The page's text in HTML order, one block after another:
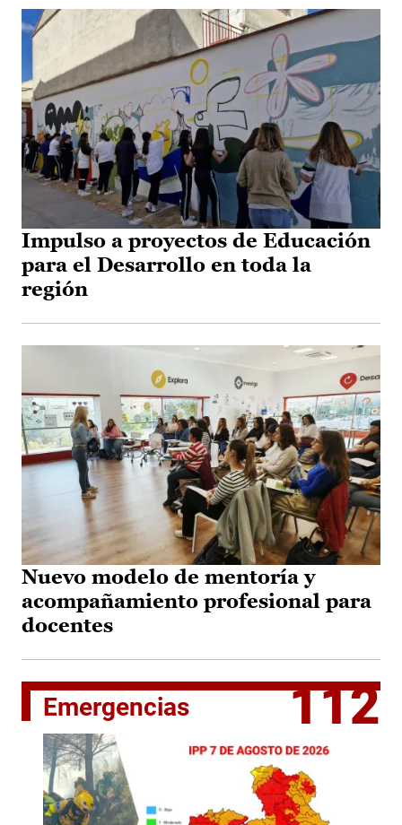
Impulso a proyectos de Educación
para el Desarrollo en toda la
región
Nuevo modelo de mentoría y
acompañamiento profesional para
docentes
Emergencias 112